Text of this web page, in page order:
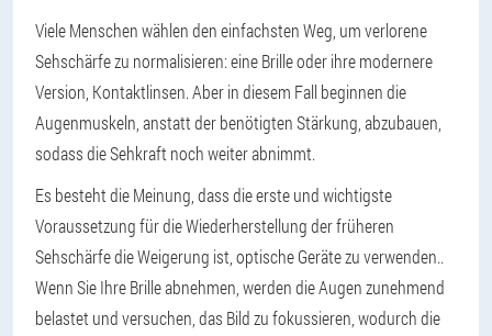
Viele Menschen wählen den einfachsten Weg, um verlorene
Sehschärfe zu normalisieren: eine Brille oder ihre modernere
Version, Kontaktlinsen. Aber in diesem Fall beginnen die
Augenmuskeln, anstatt der benötigten Stärkung, abzubauen,
sodass die Sehkraft noch weiter abnimmt.
Es besteht die Meinung, dass die erste und wichtigste
Voraussetzung für die Wiederherstellung der früheren
Sehschärfe die Weigerung ist, optische Geräte zu verwenden..
Wenn Sie Ihre Brille abnehmen, werden die Augen zunehmend
belastet und versuchen, das Bild zu fokussieren, wodurch die